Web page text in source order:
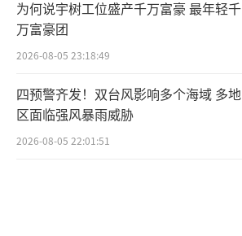
为何说宇树工位盛产千万富豪 最年轻千
万富豪团
2026-08-05 23:18:49
四预警齐发！双台风影响多个海域 多地
区面临强风暴雨威胁
2026-08-05 22:01:51